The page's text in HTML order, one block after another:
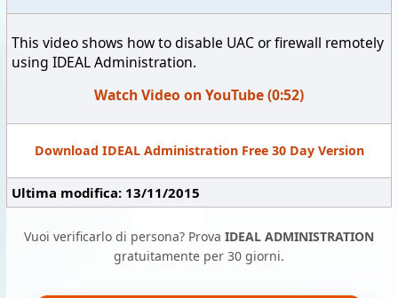
This video shows how to disable UAC or firewall remotely
using IDEAL Administration.
Watch Video on YouTube (0:52)
Download IDEAL Administration Free 30 Day Version
Ultima modifica: 13/11/2015
Vuoi verificarlo di persona? Prova IDEAL ADMINISTRATION
gratuitamente per 30 giorni.